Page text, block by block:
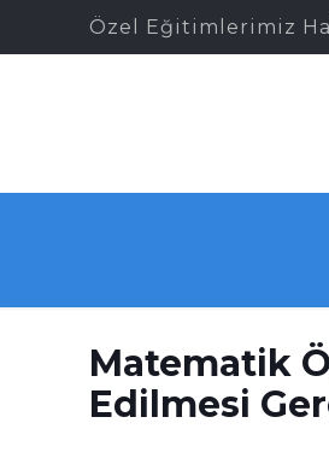
Özel Eğitimlerimiz
Matematik
Edilmesi